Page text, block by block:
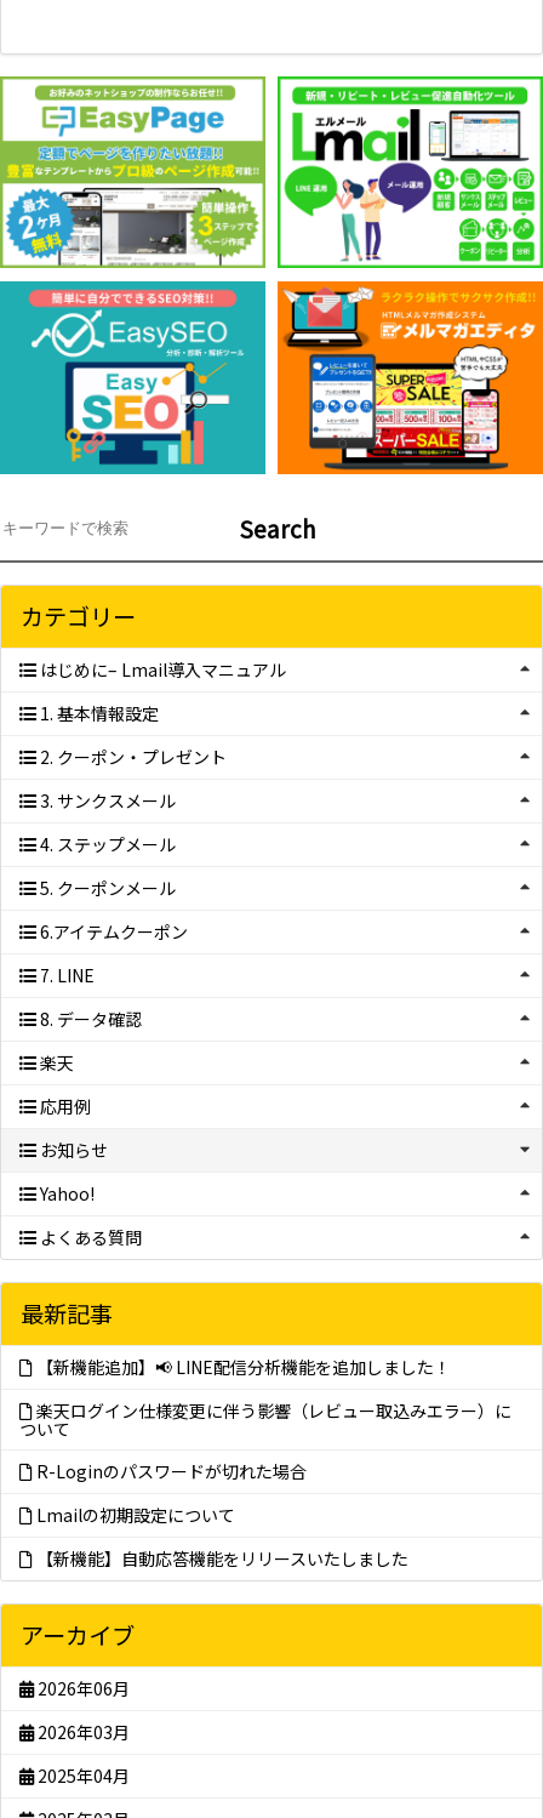
Search
カテゴリー
はじめに– Lmail導入マニュアル
1. 基本情報設定
2. クーポン・プレゼント
3. サンクスメール
4. ステップメール
5. クーポンメール
6.アイテムクーポン
7. LINE
8. データ確認
楽天
応用例
お知らせ
Yahoo!
よくある質問
最新記事
【新機能追加】📢 LINE配信分析機能を追加しました！
楽天ログイン仕様変更に伴う影響（レビュー取込みエラー）に
ついて
R-Loginのパスワードが切れた場合
Lmailの初期設定について
【新機能】自動応答機能をリリースいたしました
アーカイブ
2026年06月
2026年03月
2025年04月